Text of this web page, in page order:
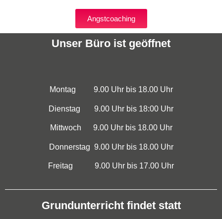
Angstcoaching
Unser Büro ist geöffnet
Montag 9.00 Uhr bis 18.00 Uhr
Dienstag 9.00 Uhr bis 18:00 Uhr
Mittwoch 9.00 Uhr bis 18.00 Uhr
Donnerstag 9.00 Uhr bis 18.00 Uhr
Freitag 9.00 Uhr bis 17.00 Uhr
Grundunterricht findet statt